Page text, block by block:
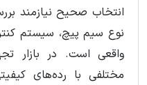
انتخاب صحیح نیازمند
واقعی است. در بازار
مختلفی با رده‌های